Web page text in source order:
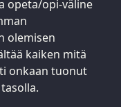
opeta/opi-väline
olemisen
kaiken mitä
onkaan tuonut